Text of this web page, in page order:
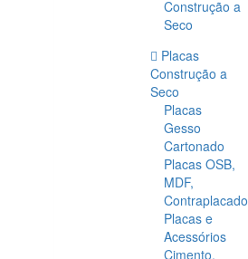
Construção a
Seco
Placas
Construção a
Seco
Placas
Gesso
Cartonado
Placas OSB,
MDF,
Contraplacado
Placas e
Acessórios
Cimento,